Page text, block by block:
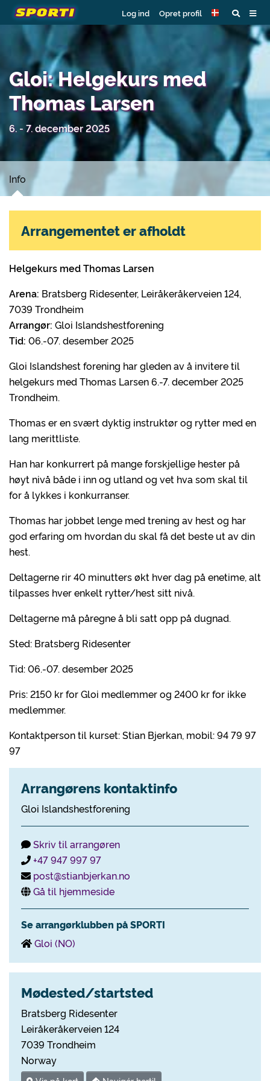
Log ind Opret profil
Gloi: Helgekurs med
Thomas Larsen
6. - 7. december 2025
Info
Helgekurs med Thomas Larsen
Arena: Bratsberg Ridesenter, Leiråkeråkerveien 124,
7039 Trondheim
Arrangør: Gloi Islandshestforening
Tid: 06.-07. desember 2025
Gloi Islandshest forening har gleden av å invitere til
helgekurs med Thomas Larsen 6.-7. december 2025
Trondheim.
Thomas er en svært dyktig instruktør og rytter med en
lang merittliste.
Han har konkurrert på mange forskjellige hester på
høyt nivå både i inn og utland og vet hva som skal til
for å lykkes i konkurranser.
Thomas har jobbet lenge med trening av hest og har
god erfaring om hvordan du skal få det beste ut av din
hest.
Deltagerne rir 40 minutters økt hver dag på enetime, alt
tilpasses hver enkelt rytter/hest sitt nivå.
Deltagerne må påregne å bli satt opp på dugnad.
Sted: Bratsberg Ridesenter
Tid: 06.-07. desember 2025
Pris: 2150 kr for Gloi medlemmer og 2400 kr for ikke
medlemmer.
Kontaktperson til kurset: Stian Bjerkan, mobil: 94 79 97
97
Arrangørens kontaktinfo
Gloi Islandshestforening
Skriv til arrangøren
+47 947 997 97
post@stianbjerkan.no
Gå til hjemmeside
Se arrangørklubben på SPORTI
Gloi (NO)
Mødested/startsted
Bratsberg Ridesenter
Leiråkeråkerveien 124
7039 Trondheim
Norway
Arrangementet er afholdt